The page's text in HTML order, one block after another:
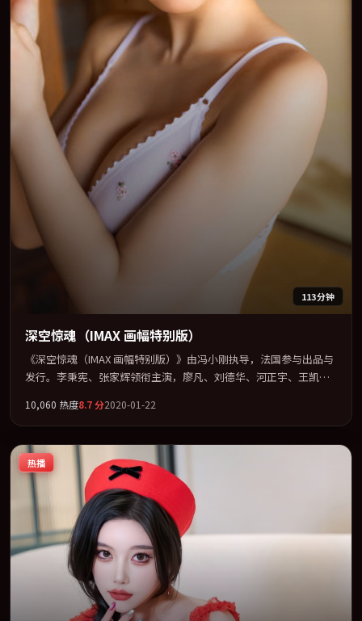
113分钟
深空惊魂（IMAX 画幅特别版）
《深空惊魂（IMAX 画幅特别版）》由冯小刚执导，法国参与出品与
发行。李秉宪、张家辉领衔主演，廖凡、刘德华、河正宇、王凯联
「冒险」类型为骨架，在叙事、表演与视听上力求统一。定于
2020-11-23 在内地院线及主流平台同步亮相，2020 年度话题片中口
碑稳健，适合喜欢强情节与人物弧光的观众完整观看。
10,060 热度8.7分2020-01-22
热播